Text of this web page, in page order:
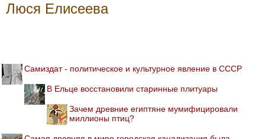
Люся Елисеева
Самиздат - политическое и культурное явление в СССР
В Ельце восстановили старинные плитуары
Зачем древние египтяне мумифицировали
миллионы птиц?